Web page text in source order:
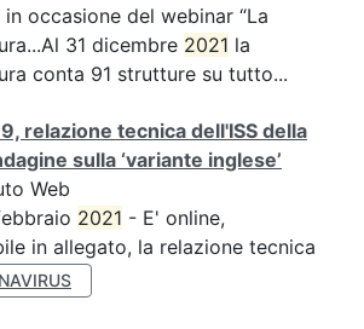
occasione del webinar “La
31 dicembre 2021 la
conta 91 strutture su tutto...
relazione tecnica dell'ISS della
sulla ‘variante inglese’
Web
2021 - E' online,
in allegato, la relazione tecnica